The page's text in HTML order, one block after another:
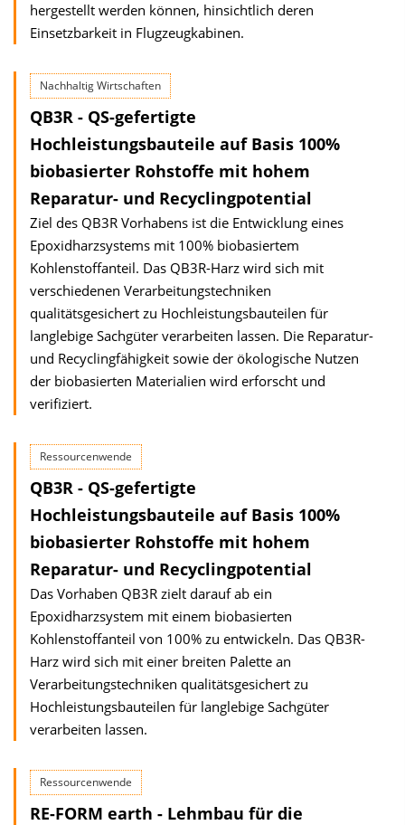
hergestellt werden können, hinsichtlich deren
Einsetzbarkeit in Flugzeugkabinen.
Nachhaltig Wirtschaften
QB3R - QS-gefertigte
Hochleistungsbauteile auf Basis 100%
biobasierter Rohstoffe mit hohem
Reparatur- und Recyclingpotential
Ziel des QB3R Vorhabens ist die Entwicklung eines
Epoxidharzsystems mit 100% biobasiertem
Kohlenstoffanteil. Das QB3R-Harz wird sich mit
verschiedenen Verarbeitungstechniken
qualitätsgesichert zu Hochleistungsbauteilen für
langlebige Sachgüter verarbeiten lassen. Die Reparatur-
und Recyclingfähigkeit sowie der ökologische Nutzen
der biobasierten Materialien wird erforscht und
verifiziert.
Ressourcenwende
QB3R - QS-gefertigte
Hochleistungsbauteile auf Basis 100%
biobasierter Rohstoffe mit hohem
Reparatur- und Recyclingpotential
Das Vorhaben QB3R zielt darauf ab ein
Epoxidharzsystem mit einem biobasierten
Kohlenstoffanteil von 100% zu entwickeln. Das QB3R-
Harz wird sich mit einer breiten Palette an
Verarbeitungstechniken qualitätsgesichert zu
Hochleistungsbauteilen für langlebige Sachgüter
verarbeiten lassen.
Ressourcenwende
RE-FORM earth - Lehmbau für die